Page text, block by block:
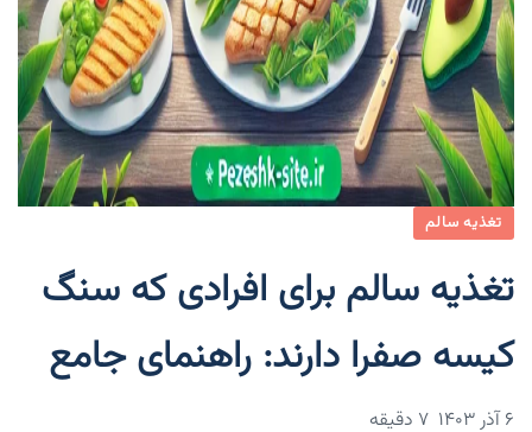
تغذیه سالم
تغذیه سالم برای افرادی که سنگ
کیسه صفرا دارند: راهنمای جامع
۶ آذر ۱۴۰۳